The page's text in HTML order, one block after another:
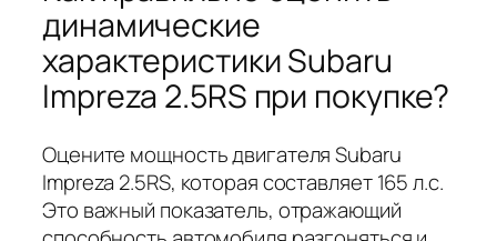
динамические
характеристики Subaru
Impreza 2.5RS при покупке?
Оцените мощность двигателя Subaru
Impreza 2.5RS, которая составляет 165 л.с.
Это важный показатель, отражающий